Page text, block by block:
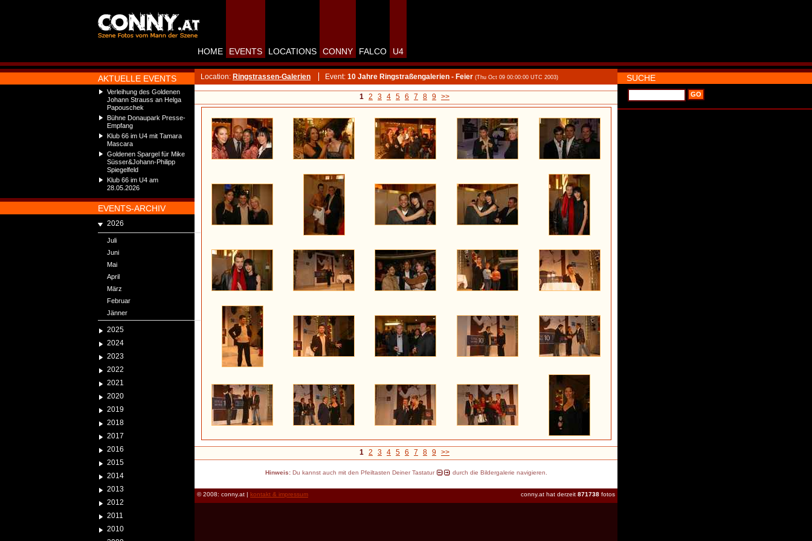
AKTUELLE EVENTS
Verleihung des Goldenen
Johann Strauss an Helga
Papouschek
Bühne Donaupark Presse-
Empfang
Klub 66 im U4 mit Tamara
Mascara
Goldenen Spargel für Mike
Süsser&Johann-Philipp
Spiegelfeld
Klub 66 im U4 am
28.05.2026
EVENTS-ARCHIV
2026
Juli
Juni
Mai
April
März
Februar
Jänner
2025
2024
2023
2022
2021
2020
2019
2018
2017
2016
2015
2014
2013
2012
2011
2010
HOME EVENTS LOCATIONS CONNY FALCO U4
Location: Ringstrassen-Galerien Event: 10 Jahre Ringstraßengalerien - Feier (Thu Oct 09 00:00:00 UTC 2003)
1 2 3 4 5 6 7 8 9 >>
1 2 3 4 5 6 7 8 9 >>
Hinweis:Du kannst auch mit den Pfeiltasten Deiner Tastatur durch die Bildergalerie navigieren.
conny.at hat derzeit 871738 fotos
© 2008: conny.at | kontakt & impressum
SUCHE